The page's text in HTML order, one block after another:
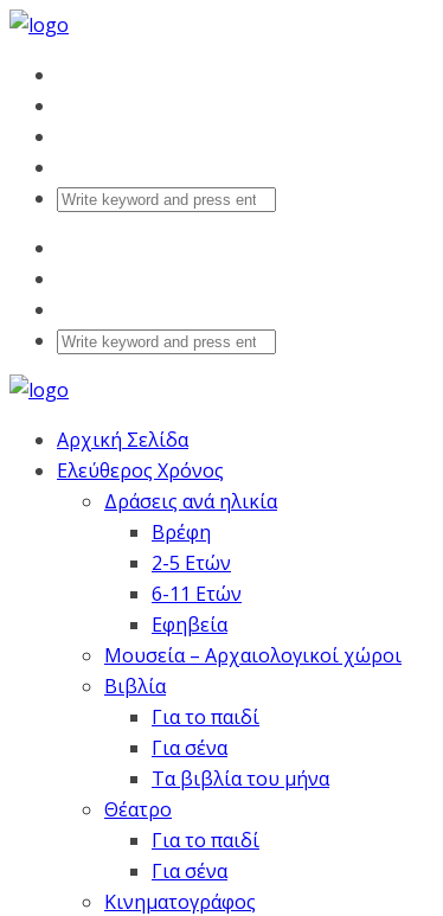
Αρχική Σελίδα
Ελεύθερος Χρόνος
Δράσεις ανά ηλικία
Βρέφη
2-5 Ετών
6-11 Ετών
Εφηβεία
Μουσεία – Αρχαιολογικοί χώροι
Βιβλία
Για το παιδί
Για σένα
Τα βιβλία του μήνα
Θέατρο
Για το παιδί
Για σένα
Κινηματογράφος